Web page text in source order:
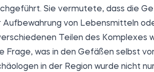
Sie vermutete, dass die
Aufbewahrung von Lebensmitteln
Teilen des Komplexes
Frage, was in den Gefäßen selbst
in der Region wurde nicht